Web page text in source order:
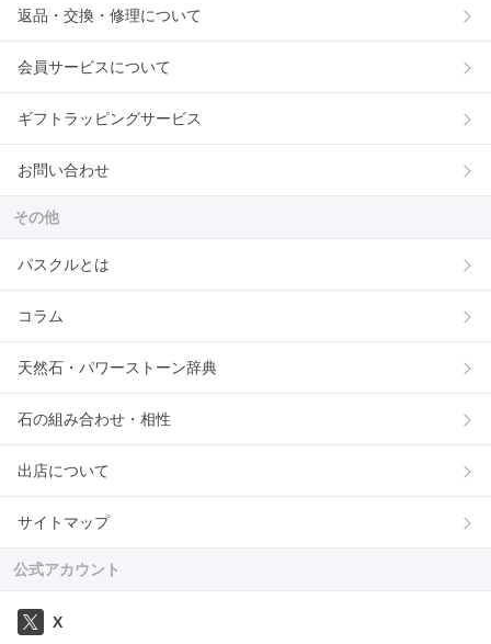
返品・交換・修理について
会員サービスについて
ギフトラッピングサービス
お問い合わせ
その他
パスクルとは
コラム
天然石・パワーストーン辞典
石の組み合わせ・相性
出店について
サイトマップ
公式アカウント
X